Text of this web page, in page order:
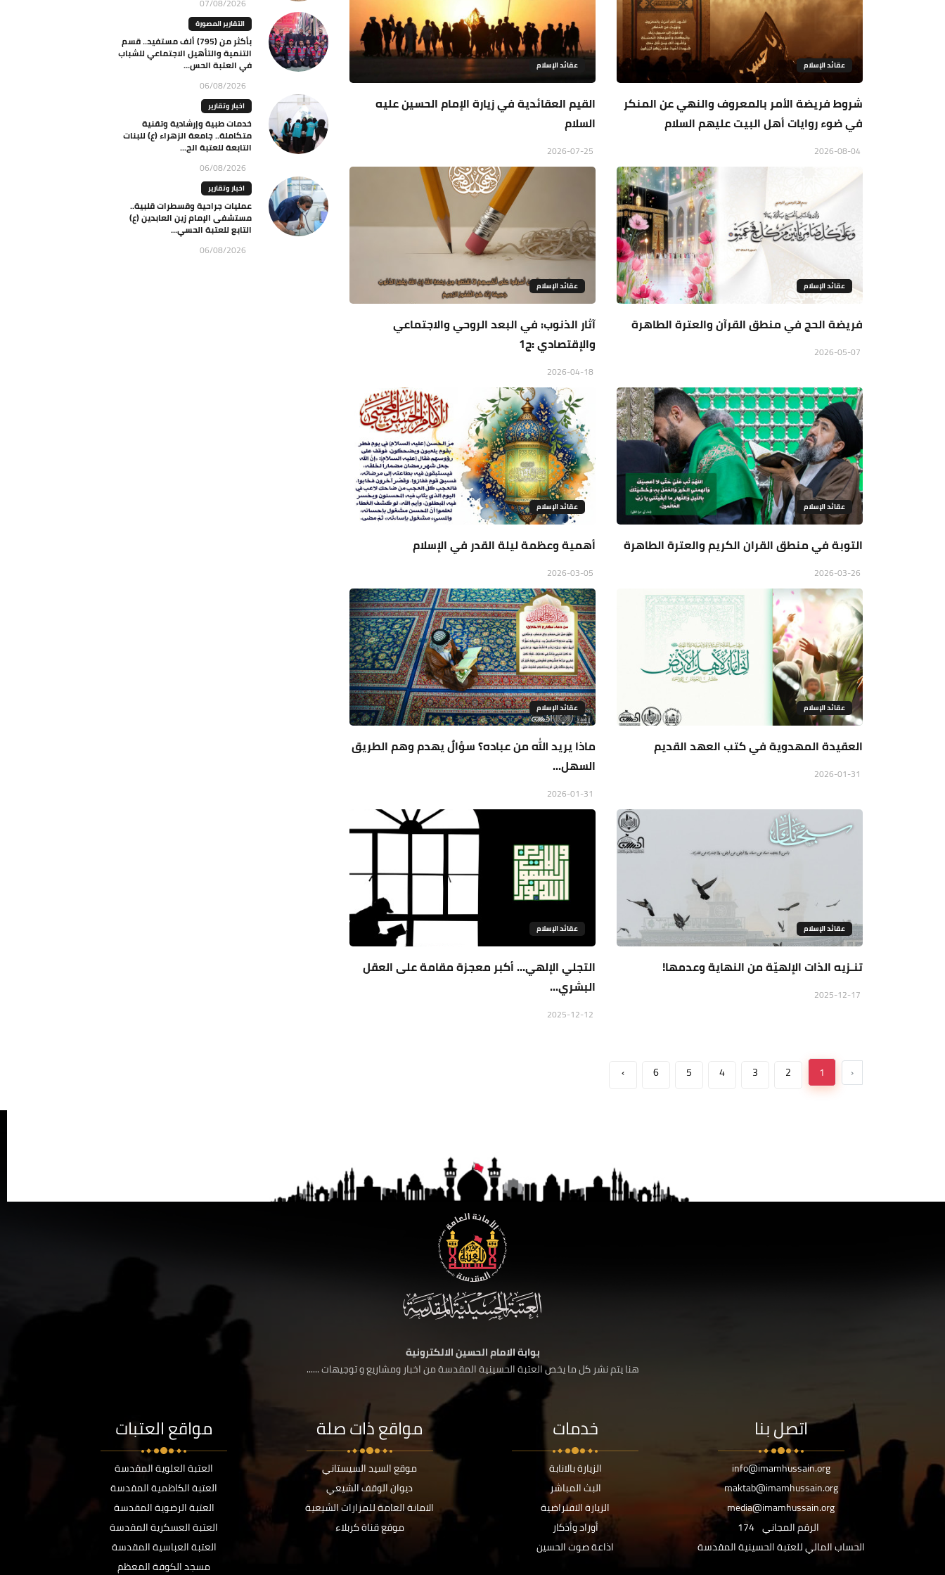
عقائد الإسلام
شروط فريضة الأمر بالمعروف والنهي عن المنكر
في ضوء روايات أهل البيت عليهم السلام
عقائد الإسلام
القيم العقائدية في زيارة الإمام الحسين عليه
السلام
عقائد الإسلام
فريضة الحج في منطق القرآن والعترة الطاهرة
عقائد الإسلام
آثار الذنوب: في البعد الروحي والاجتماعي
والإقتصادي :ج1
عقائد الإسلام
التوبة في منطق القران الكريم والعترة الطاهرة
عقائد الإسلام
أهمية وعظمة ليلة القدر في الإسلام
عقائد الإسلام
العقيدة المهدوية في كتب العهد القديم
عقائد الإسلام
ماذا يريد الله من عباده؟ سؤالٌ يهدم وهم الطريق
السهل...
عقائد الإسلام
تنـزيه الذات الإلهيّة من النهاية وعدمها!
عقائد الإسلام
التجلي الإلهي... أكبر معجزة مقامة على العقل
البشري...
‹
1
2
3
4
5
6
›
التقارير المصورة
بأكثر من (795) ألف مستفيد.. قسم
التنمية والتأهيل الاجتماعي للشباب
في العتبة الحس...
06/08/2026
اخبار وتقارير
خدمات طبية وإرشادية وتقنية
متكاملة.. جامعة الزهراء (ع) للبنات
التابعة للعتبة الح...
06/08/2026
اخبار وتقارير
عمليات جراحية وقسطرات قلبية..
مستشفى الإمام زين العابدين (ع)
التابع للعتبة الحسي...
06/08/2026
بوابة الامام الحسين الالكترونية
هنا يتم نشر كل ما يخص العتبة الحسينية المقدسة من اخبار ومشاريع و توجيهات ......
اتصل بنا
info@imamhussain.org
maktab@imamhussain.org
media@imamhussain.org
الرقم المجاني 174
الحساب المالي للعتبة الحسينية المقدسة
خدمات
الزيارة بالانابة
البث المباشر
الزيارة الافتراضية
أوراد وأذكار
اذاعة صوت الحسين
مواقع ذات صلة
موقع السيد السيستاني
ديوان الوقف الشيعي
الامانة العامة للمزارات الشيعية
موقع قناة كربلاء
مواقع العتبات
العتبة العلوية المقدسة
العتبة الكاظمية المقدسة
العتبة الرضوية المقدسة
العتبة العسكرية المقدسة
العتبة العباسية المقدسة
مسجد الكوفة المعظم